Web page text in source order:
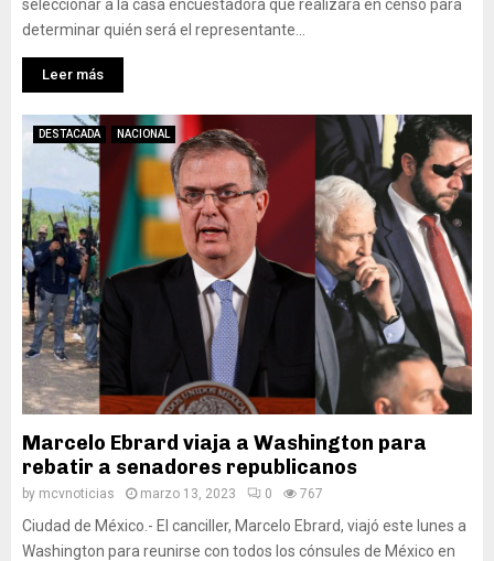
seleccionar a la casa encuestadora que realizará en censo para
determinar quién será el representante...
Leer más
DESTACADA NACIONAL
Marcelo Ebrard viaja a Washington para
rebatir a senadores republicanos
by mcvnoticias marzo 13, 2023 0 767
Ciudad de México.- El canciller, Marcelo Ebrard, viajó este lunes a
Washington para reunirse con todos los cónsules de México en